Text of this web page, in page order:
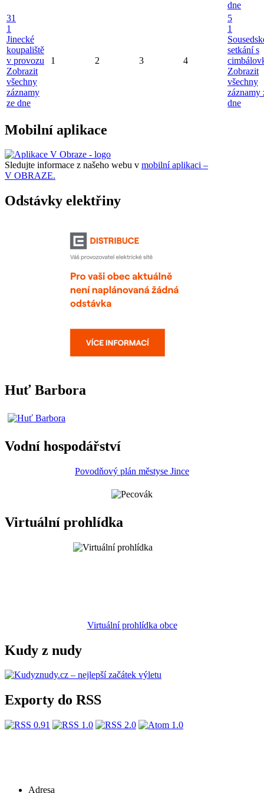
dne
31
1
Jinecké
koupaliště
v provozu
Zobrazit
všechny
záznamy
ze dne
1 2 3 4
5
1
setkání s
Zobrazit
všechny
záznamy
dne
Mobilní aplikace
Sledujte informace z našeho webu v mobilní aplikaci –
V OBRAZE.
Odstávky elektřiny
Huť Barbora
Vodní hospodářství
Povodňový plán městyse Jince
Virtuální prohlídka
Virtuální prohlídka obce
Kudy z nudy
Exporty do RSS
Adresa